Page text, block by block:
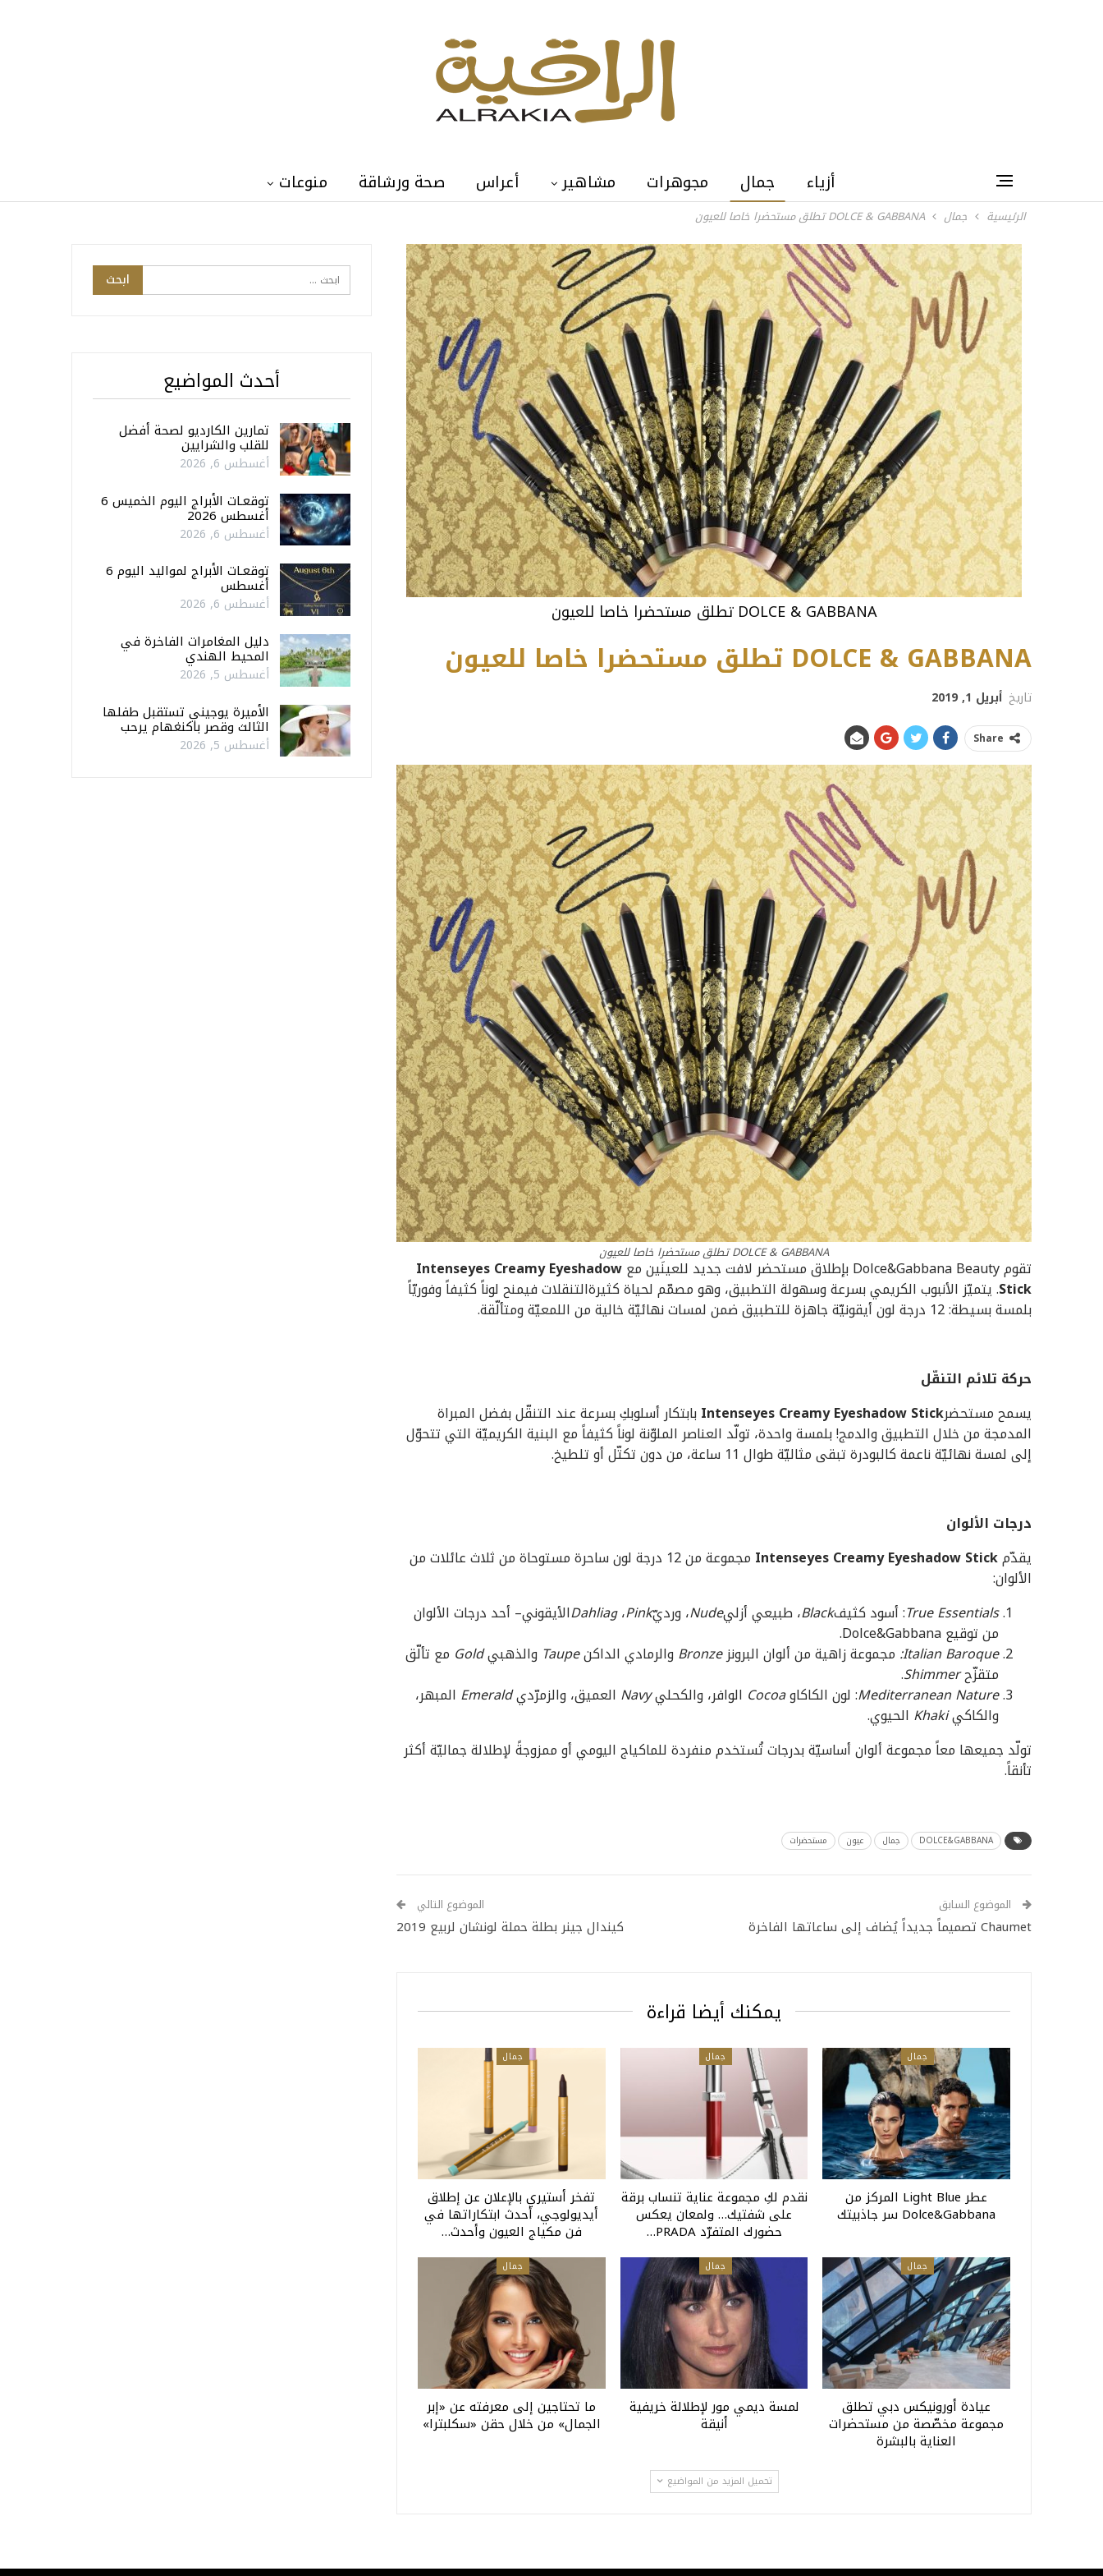
أزياء جمال مجوهرات مشاهير أعراس صحة ورشاقة منوعات
الرئيسية جمال DOLCE & GABBANA تطلق مستحضرا خاصا للعيون
DOLCE & GABBANA تطلق مستحضرا خاصا للعيون
DOLCE & GABBANA تطلق مستحضرا خاصا للعيون
تاريخ أبريل 1, 2019
Share
DOLCE & GABBANA تطلق مستحضرا خاصا للعيون
تقوم Dolce&Gabbana Beauty بإطلاق مستحضر لافت جديد للعينَين مع
Intenseyes Creamy Eyeshadow
Stick. يتميّز الأنبوب الكريمي بسرعة وسهولة التطبيق، وهو مصمّم لحياة كثيرةالتنقلات فيمنح لوناً كثيفاً وفوريّاً
بلمسة بسيطة: 12 درجة لون أيقونيّة جاهزة للتطبيق ضمن لمسات نهائيّة خالية من اللمعيّة ومتألّقة.
حركة تلائم التنقّل
يسمح مستحضرIntenseyes Creamy Eyeshadow Stickبابتكار أسلوبكِ بسرعة عند التنقّل بفضل المبراة
المدمجة من خلال التطبيق والدمج! بلمسة واحدة، تولّد العناصر الملوّنة لوناً كثيفاً مع البنية الكريميّة التي تتحوّل
إلى لمسة نهائيّة ناعمة كالبودرة تبقى مثاليّة طوال 11 ساعة، من دون تكتّل أو تلطيخ.
درجات الألوان
يقدّمIntenseyes Creamy Eyeshadow Stick
مجموعة من 12 درجة لون ساحرة مستوحاة من ثلاث عائلات من
الألوان:
True Essentials: أسود كثيفBlack، طبيعي أزليNude، ورديّPink،وDahliaالأيقوني– أحد درجات الألوان
من توقيع Dolce&Gabbana.
Italian Baroque
: مجموعة زاهية من ألوان البرونزBronze والرمادي الداكنTaupe والذهبيGold مع تألّق
متقزّحShimmer
.
Mediterranean Nature: لون الكاكاوCocoa الوافر، والكحليNavy العميق، والزمرّديEmerald المبهر،
والكاكيKhaki الحيوي.
تولّد جميعها معاً مجموعة ألوان أساسيّة بدرجات تُستخدم منفردة للماكياج اليومي أو ممزوجةً لإطلالة جماليّة أكثر
تأنقاً.
DOLCE&GABBANA جمال عيون مستحضرات
الموضوع السابق
Chaumet تصميماً جديداً يُضاف إلى ساعاتها الفاخرة
الموضوع التالي
كيندال جينر بطلة حملة لونشان لربيع 2019
يمكنك أيضا قراءة
جمال
عطر Light Blue المركز من
Dolce&Gabbana سر جاذبيتك
جمال
نقدم لكِ مجموعة عناية تنساب برقة
على شفتيك… ولمعان يعكس
حضورك المتفرّد PRADA…
جمال
تفخر أستيري بالإعلان عن إطلاق
أيديولوجي، أحدث ابتكاراتها في
فن مكياج العيون وأحدث…
جمال
عيادة أورونيكس دبي تطلق
مجموعة مخصّصة من مستحضرات
العناية بالبشرة
جمال
لمسة ديمي مور لإطلالة خريفية
أنيقة
جمال
ما تحتاجين إلى معرفته عن «إبر
الجمال» من خلال حقن «سكلبترا»
تحميل المزيد من المواضيع
أحدث المواضيع
تمارين الكارديو لصحة أفضل
للقلب والشرايين
أغسطس 6, 2026
توقعـات الأبراج اليوم الخميس 6
أغسطس 2026
أغسطس 6, 2026
توقعـات الأبراج لمواليد اليوم 6
أغسطس
أغسطس 6, 2026
دليل المغامرات الفاخرة في
المحيط الهندي
أغسطس 5, 2026
الأميرة يوجيني تستقبل طفلها
الثالث وقصر باكنغهام يرحب
أغسطس 5, 2026